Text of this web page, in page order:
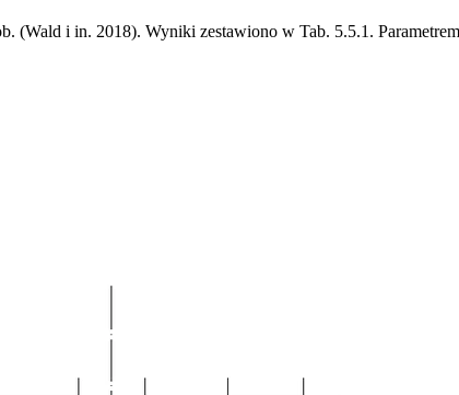
i in. 2018). Wyniki zestawiono w Tab. 5.5.1.